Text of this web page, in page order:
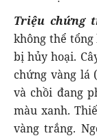
Triệu chứng
không thể
bị hủy hoại.
chứng vàng lá
và chồi đang
màu xanh.
vàng trắng.